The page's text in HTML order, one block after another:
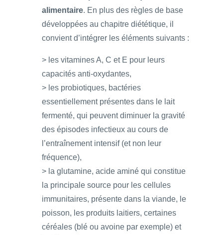
alimentaire. En plus des règles de base
développées au chapitre diététique, il
convient d’intégrer les éléments suivants :
> les vitamines A, C et E pour leurs
capacités anti-oxydantes,
> les probiotiques, bactéries
essentiellement présentes dans le lait
fermenté, qui peuvent diminuer la gravité
des épisodes infectieux au cours de
l’entraînement intensif (et non leur
fréquence),
> la glutamine, acide aminé qui constitue
la principale source pour les cellules
immunitaires, présente dans la viande, le
poisson, les produits laitiers, certaines
céréales (blé ou avoine par exemple) et